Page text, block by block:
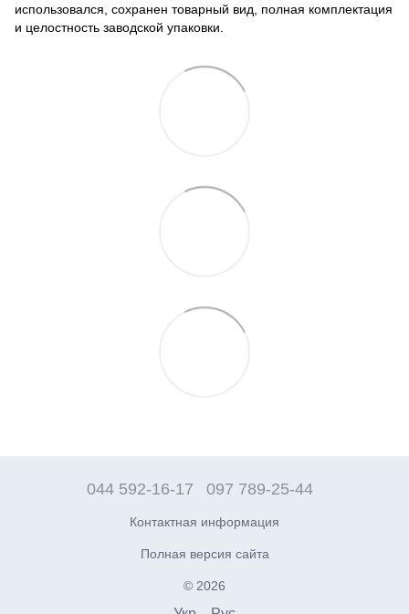
использовался, сохранен товарный вид, полная комплектация
и целостность заводской упаковки.
044 592-16-17 097 789-25-44
Контактная информация
Полная версия сайта
© 2026